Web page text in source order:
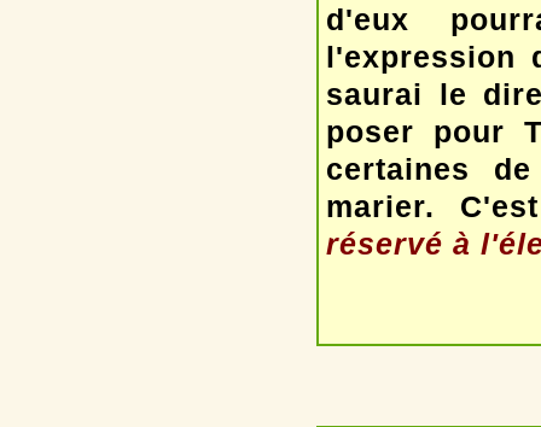
d'eux
l'expression
saurai le
poser pour
certaines
marier.
réservé à